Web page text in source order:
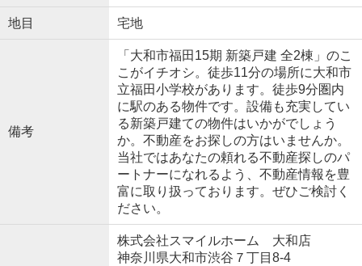
地目 宅地
備考
「大和市福田15期 新築戸建 全2棟」のこ
こがイチオシ。徒歩11分の場所に大和市
立福田小学校があります。徒歩9分圏内
に駅のある物件です。設備も充実してい
る新築戸建ての物件はいかがでしょう
か。不動産をお探しの方はいませんか。
当社ではあなたの頼れる不動産探しのパ
ートナーになれるよう、不動産情報を豊
富に取り扱っております。ぜひご検討く
ださい。
株式会社スマイルホーム 大和店
神奈川県大和市渋谷７丁目8-4